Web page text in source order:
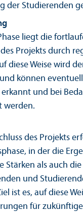
der Studierenden
liegt die
Projekts durch
diese Weise wird
können
und bei
werden.
des Projekts
in der die
Stärken als auch
und
ist es, auf diese
für